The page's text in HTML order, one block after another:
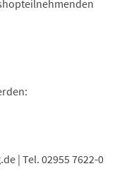
de| Tel. 02955 7622-0